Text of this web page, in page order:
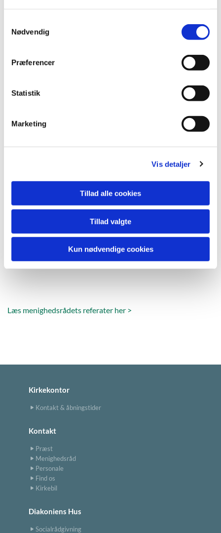
Nødvendig
Præferencer
Statistik
Marketing
Vis detaljer
Tillad alle cookies
Tillad valgte
Kun nødvendige cookies
Læs menighedsrådets referater her >
Kirkekontor
Kontakt & åbningstider
Kontakt
Præst
Menighedsråd
Personale
Find os
Kirkebil
Diakoniens Hus
Socialrådgivning